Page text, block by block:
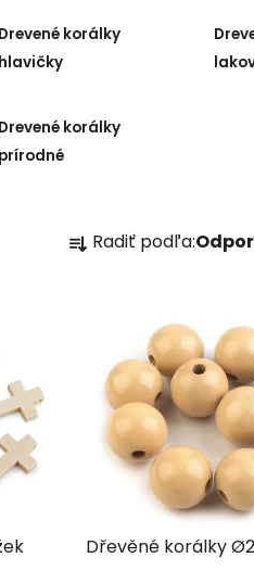
Drevené korálky
hlavičky
Drevené korálky
prírodné
a Radiť podľa:
Dřevěné korálky